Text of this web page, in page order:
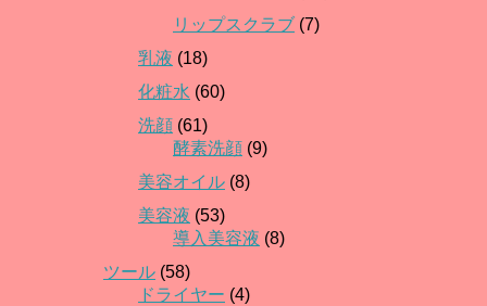
リップスクラブ (7)
乳液 (18)
化粧水 (60)
洗顔 (61)
酵素洗顔 (9)
美容オイル (8)
美容液 (53)
導入美容液 (8)
ツール (58)
ドライヤー (4)